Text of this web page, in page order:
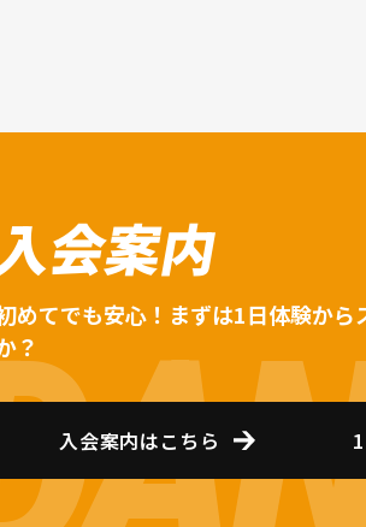
会案内
めてでも安心！まずは1日体験から
？
入会案内はこちら